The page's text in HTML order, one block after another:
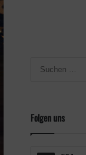
Folgen uns